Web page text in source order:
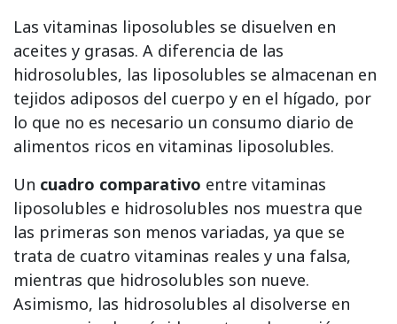
Las vitaminas liposolubles se disuelven en
aceites y grasas. A diferencia de las
hidrosolubles, las liposolubles se almacenan en
tejidos adiposos del cuerpo y en el hígado, por
lo que no es necesario un consumo diario de
alimentos ricos en vitaminas liposolubles.
Un cuadro comparativo entre vitaminas
liposolubles e hidrosolubles nos muestra que
las primeras son menos variadas, ya que se
trata de cuatro vitaminas reales y una falsa,
mientras que hidrosolubles son nueve.
Asimismo, las hidrosolubles al disolverse en